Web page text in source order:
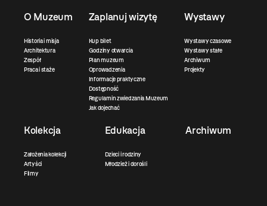
O Muzeum
Historia i misja
Architektura
Zespół
Praca i staże
Zaplanuj wizytę
Kup bilet
Godziny otwarcia
Plan muzeum
Oprowadzenia
Informacje praktyczne
Dostępność
Regulamin zwiedzania Muzeum
Jak dojechać
Wystawy
Wystawy czasowe
Wystawy stałe
Archiwum
Projekty
Kolekcja
Założenia kolekcji
Artyści
Filmy
Edukacja
Dzieci i rodziny
Młodzież i dorośli
Archiwum